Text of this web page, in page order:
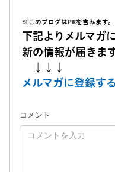
※このブログはPRを含みます。
下記よりメルマガ
新の情報が届きます
↓↓↓
メルマガに登録する
コメント